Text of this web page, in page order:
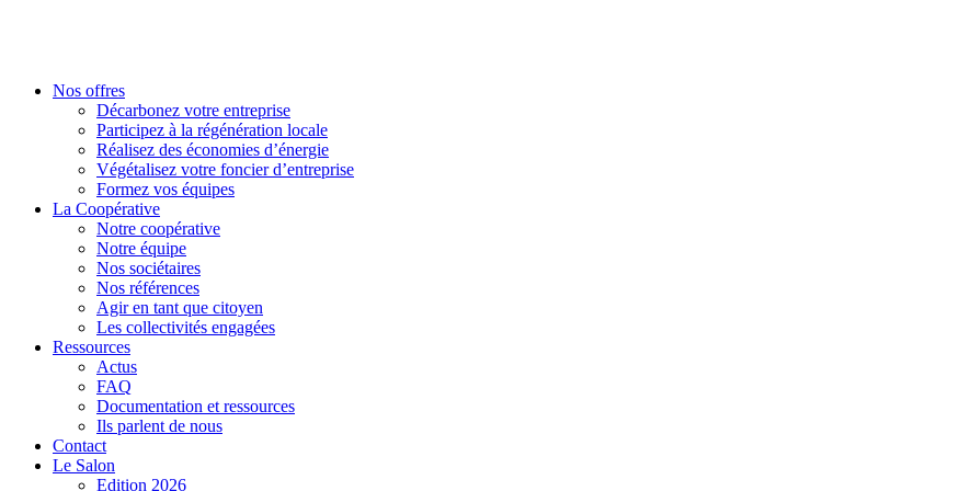
Nos offres
Décarbonez votre entreprise
Participez à la régénération locale
Réalisez des économies d’énergie
Végétalisez votre foncier d’entreprise
Formez vos équipes
La Coopérative
Notre coopérative
Notre équipe
Nos sociétaires
Nos références
Agir en tant que citoyen
Les collectivités engagées
Ressources
Actus
FAQ
Documentation et ressources
Ils parlent de nous
Contact
Le Salon
Edition 2026